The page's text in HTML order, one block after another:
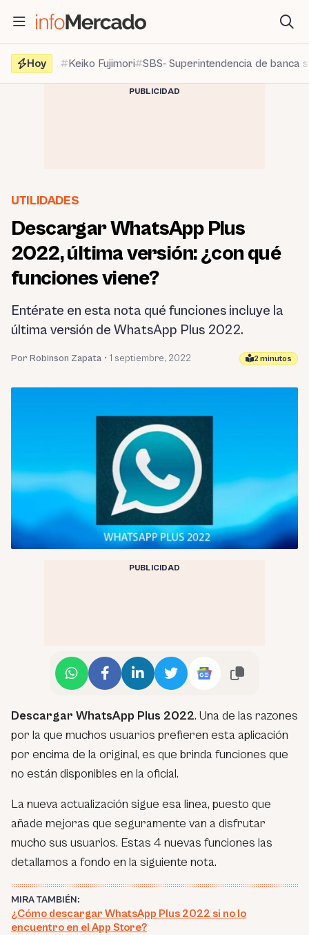
contenido
Hoy
Keiko Fujimori SBS- Superintendencia de banca
PUBLICIDAD
UTILIDADES
Descargar WhatsApp Plus
2022, última versión: ¿con qué
funciones viene?
Entérate en esta nota qué funciones incluye la
última versión de WhatsApp Plus 2022.
Por Robinson Zapata • 1 septiembre, 2022 2 minutos
PUBLICIDAD
Descargar WhatsApp Plus 2022. Una de las razones
por la que muchos usuarios prefieren esta aplicación
por encima de la original, es que brinda funciones que
no están disponibles en la oficial.
La nueva actualización sigue esa linea, puesto que
añade mejoras que seguramente van a disfrutar
mucho sus usuarios. Estas 4 nuevas funciones las
detallamos a fondo en la siguiente nota.
MIRA TAMBIÉN:
¿Cómo descargar WhatsApp Plus 2022 si no lo
encuentro en el App Store?